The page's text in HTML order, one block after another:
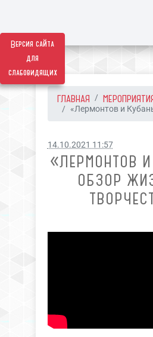
Версия сайта
для
слабовидящих
ГЛАВНАЯ
«Лермонтов и
14.10.2021 11:57
«ЛЕРМОНТОВ
ОБЗОР